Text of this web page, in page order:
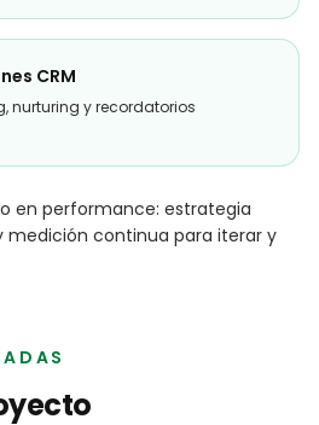
CRM
nurturing y recordatorios
en performance: estrategia
medición continua para iterar y